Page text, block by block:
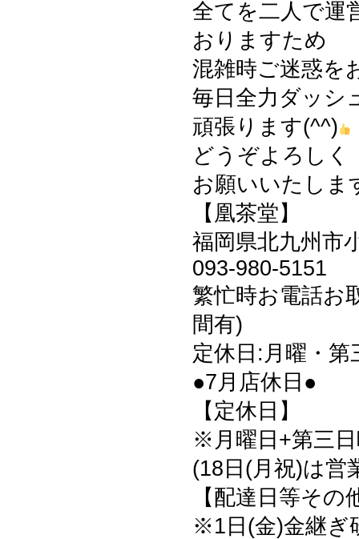
全てを二人で運
おりますため
混雑時ご迷惑を
毎日全力ダッシ
頑張ります(^^)
どうぞよろしく
お願いいたしま
【凰茶堂】
福岡県北九州市
093-980-5151
繁忙時お電話お
間有)
定休日:月曜・第
●7月店休日●
【定休日】
※月曜日+第三
(18日(月祝)は営
【配達日等その
※1日(金)金継ぎ